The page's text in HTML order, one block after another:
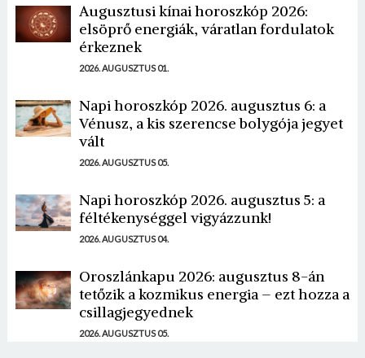
Augusztusi kínai horoszkóp 2026:
elsöprő energiák, váratlan fordulatok
érkeznek
2026. AUGUSZTUS 01.
Napi horoszkóp 2026. augusztus 6: a
Vénusz, a kis szerencse bolygója jegyet
vált
2026. AUGUSZTUS 05.
Napi horoszkóp 2026. augusztus 5: a
féltékenységgel vigyázzunk!
2026. AUGUSZTUS 04.
Oroszlánkapu 2026: augusztus 8-án
tetőzik a kozmikus energia – ezt hozza a
csillagjegyednek
2026. AUGUSZTUS 05.